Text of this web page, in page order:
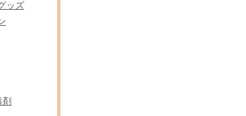
ッズ